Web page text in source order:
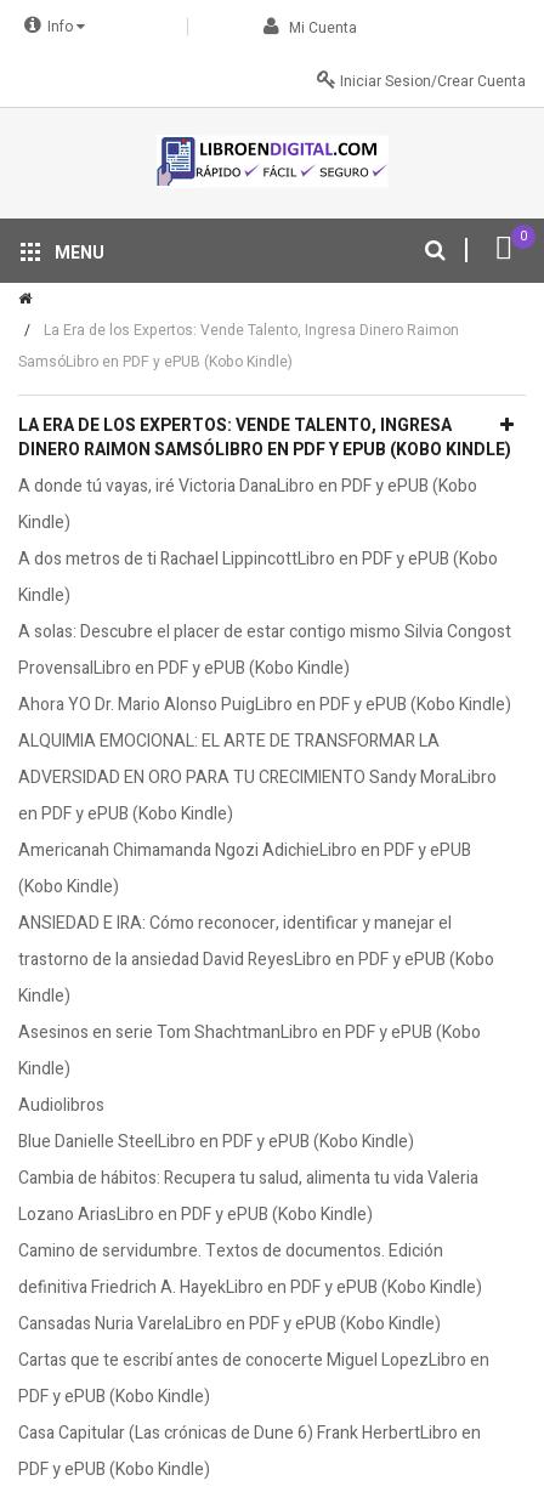
Info Mi Cuenta
Iniciar Sesion/Crear Cuenta
0
MENU
La Era de los Expertos: Vende Talento, Ingresa Dinero Raimon
SamsóLibro en PDF y ePUB (Kobo Kindle)
LA ERA DE LOS EXPERTOS: VENDE TALENTO, INGRESA
DINERO RAIMON SAMSÓLIBRO EN PDF Y EPUB (KOBO KINDLE)
A donde tú vayas, iré Victoria DanaLibro en PDF y ePUB (Kobo
Kindle)
A dos metros de ti Rachael LippincottLibro en PDF y ePUB (Kobo
Kindle)
A solas: Descubre el placer de estar contigo mismo Silvia Congost
ProvensalLibro en PDF y ePUB (Kobo Kindle)
Ahora YO Dr. Mario Alonso PuigLibro en PDF y ePUB (Kobo Kindle)
ALQUIMIA EMOCIONAL: EL ARTE DE TRANSFORMAR LA
ADVERSIDAD EN ORO PARA TU CRECIMIENTO Sandy MoraLibro
en PDF y ePUB (Kobo Kindle)
Americanah Chimamanda Ngozi AdichieLibro en PDF y ePUB
(Kobo Kindle)
ANSIEDAD E IRA: Cómo reconocer, identificar y manejar el
trastorno de la ansiedad David ReyesLibro en PDF y ePUB (Kobo
Kindle)
Asesinos en serie Tom ShachtmanLibro en PDF y ePUB (Kobo
Kindle)
Audiolibros
Blue Danielle SteelLibro en PDF y ePUB (Kobo Kindle)
Cambia de hábitos: Recupera tu salud, alimenta tu vida Valeria
Lozano AriasLibro en PDF y ePUB (Kobo Kindle)
Camino de servidumbre. Textos de documentos. Edición
definitiva Friedrich A. HayekLibro en PDF y ePUB (Kobo Kindle)
Cansadas Nuria VarelaLibro en PDF y ePUB (Kobo Kindle)
Cartas que te escribí antes de conocerte Miguel LopezLibro en
PDF y ePUB (Kobo Kindle)
Casa Capitular (Las crónicas de Dune 6) Frank HerbertLibro en
PDF y ePUB (Kobo Kindle)